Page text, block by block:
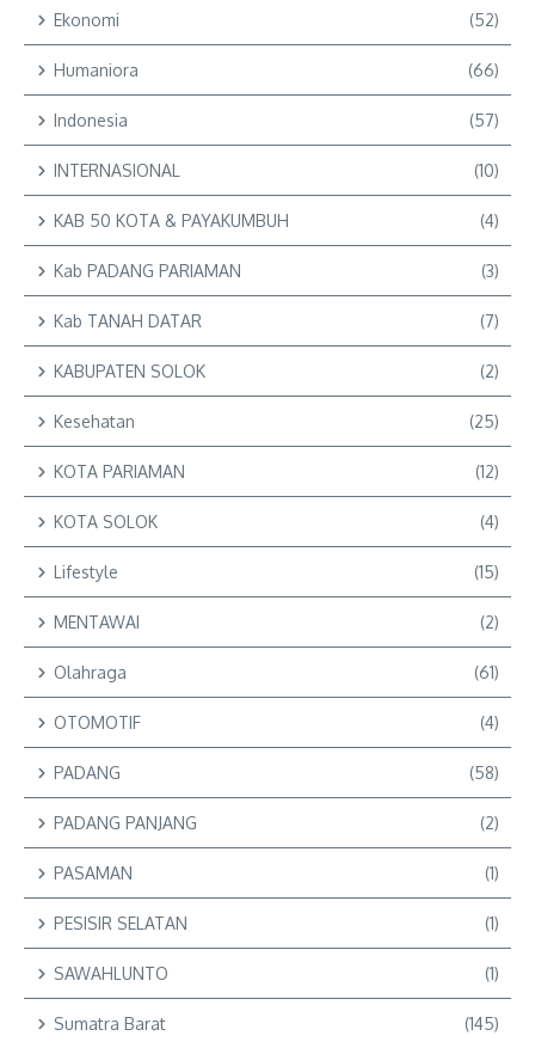
Ekonomi (52)
Humaniora (66)
Indonesia (57)
INTERNASIONAL (10)
KAB 50 KOTA & PAYAKUMBUH (4)
Kab PADANG PARIAMAN (3)
Kab TANAH DATAR (7)
KABUPATEN SOLOK (2)
Kesehatan (25)
KOTA PARIAMAN (12)
KOTA SOLOK (4)
Lifestyle (15)
MENTAWAI (2)
Olahraga (61)
OTOMOTIF (4)
PADANG (58)
PADANG PANJANG (2)
PASAMAN (1)
PESISIR SELATAN (1)
SAWAHLUNTO (1)
Sumatra Barat (145)